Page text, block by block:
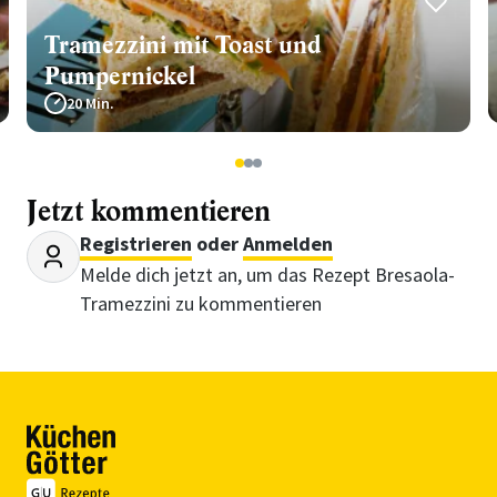
Tramezzini mit Toast und
Pumpernickel
20 Min.
123
Jetzt kommentieren
Registrieren oderAnmelden
Melde dich jetzt an, um das Rezept Bresaola-
Tramezzini zu kommentieren